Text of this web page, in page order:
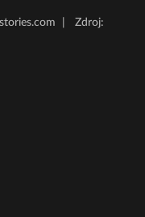
Zdroj: